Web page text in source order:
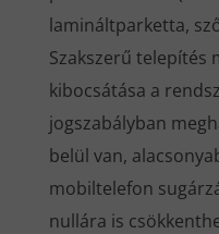
lamináltparketta,
Szakszerű telepítés
kibocsátása a
jogszabályban
belül van,
mobiltelefon
nullára is